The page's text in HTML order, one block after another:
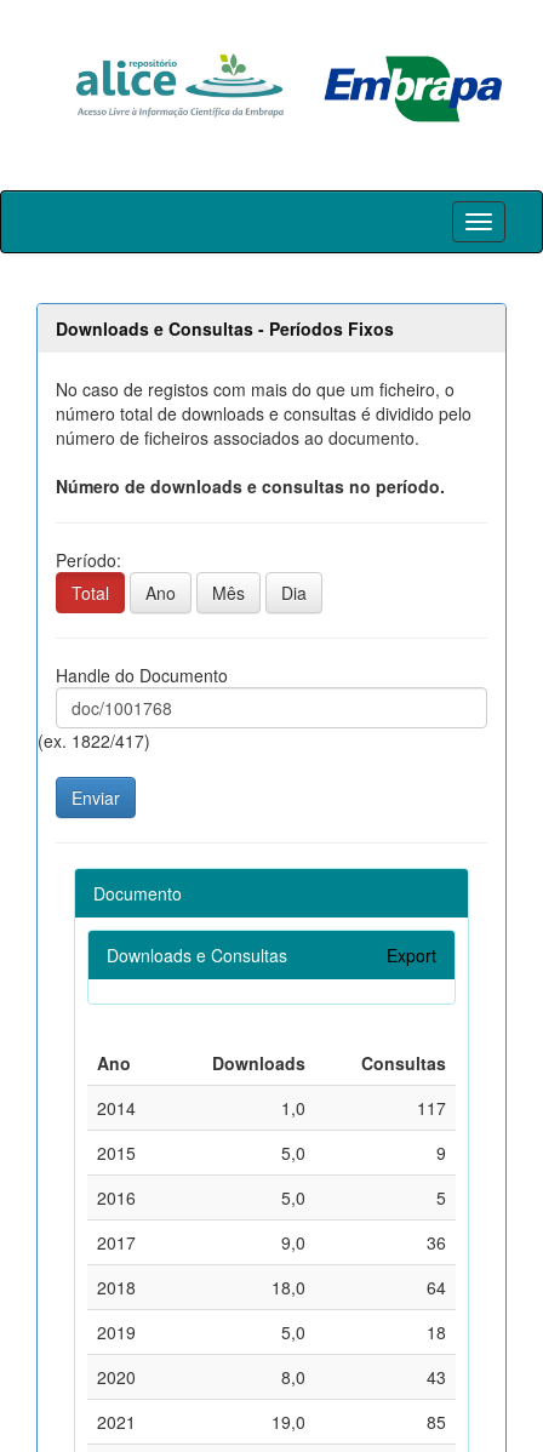
Skip
Downloads e Consultas - Períodos Fixos
No caso de registos com mais do que um ficheiro, o
número total de downloads e consultas é dividido pelo
número de ficheiros associados ao documento.
Número de downloads e consultas no período.
Período:
Total
Ano Mês Dia
Handle do Documento
(ex. 1822/417)
Documento
Downloads e Consultas Export
Ano Downloads
Consultas
2014
1,0
117
2015
5,0
9
2016
5,0
5
2017
9,0
36
2018
18,0
64
2019
5,0
18
2020
8,0
43
2021
19,0
85